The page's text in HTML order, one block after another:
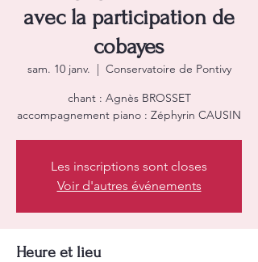
avec la participation de
cobayes
sam. 10 janv.
  |
Conservatoire de Pontivy
chant : Agnès BROSSET
accompagnement piano : Zéphyrin CAUSIN
Les inscriptions sont closes
Voir d'autres événements
Heure et lieu